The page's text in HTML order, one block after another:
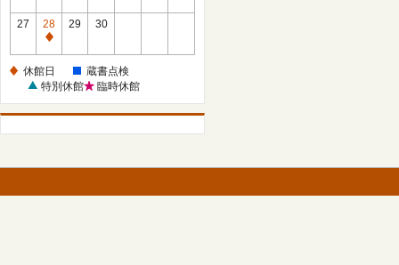
27
28
休
日
29 30
休館日
蔵書点検
特別休館
臨時休館